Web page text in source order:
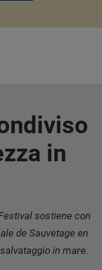
in
sostiene con
de Sauvetage en
in mare.